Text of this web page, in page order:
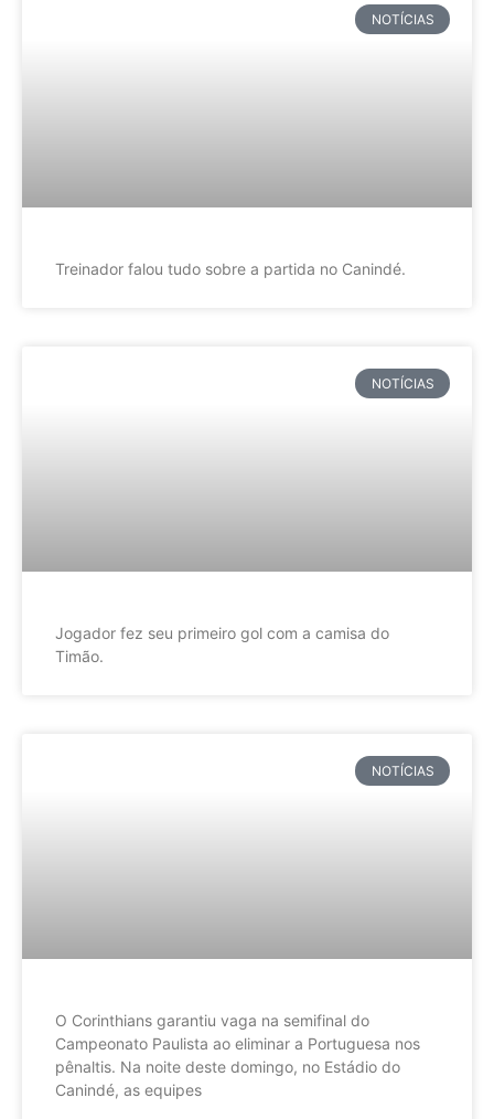
NOTÍCIAS
Treinador falou tudo sobre a partida no Canindé.
NOTÍCIAS
Jogador fez seu primeiro gol com a camisa do
Timão.
NOTÍCIAS
O Corinthians garantiu vaga na semifinal do
Campeonato Paulista ao eliminar a Portuguesa nos
pênaltis. Na noite deste domingo, no Estádio do
Canindé, as equipes